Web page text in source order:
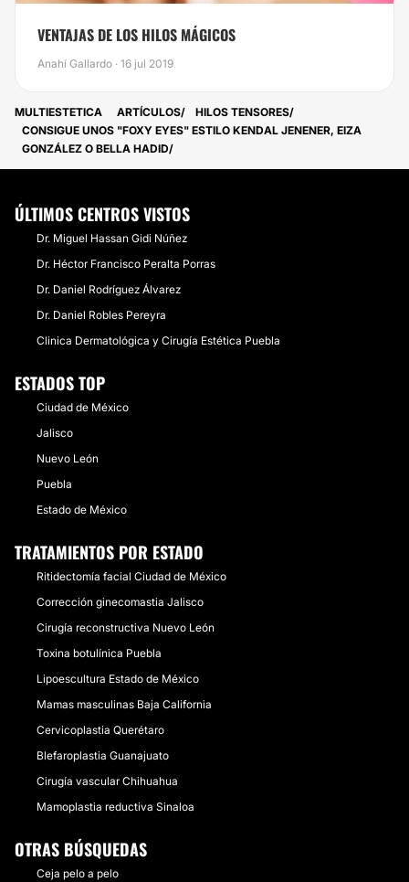
​VENTAJAS DE LOS HILOS MÁGICOS
Anahí Gallardo · 16 jul 2019
MULTIESTETICA ARTÍCULOS
HILOS TENSORES
CONSIGUE UNOS "FOXY EYES" ESTILO KENDAL JENENER, EIZA
GONZÁLEZ O BELLA HADID
ÚLTIMOS CENTROS VISTOS
Dr. Miguel Hassan Gidi Núñez
Dr. Héctor Francisco Peralta Porras
Dr. Daniel Rodríguez Álvarez
Dr. Daniel Robles Pereyra
Clinica Dermatológica y Cirugía Estética Puebla
ESTADOS TOP
Ciudad de México
Jalisco
Nuevo León
Puebla
Estado de México
TRATAMIENTOS POR ESTADO
Ritidectomía facial Ciudad de México
Corrección ginecomastia Jalisco
Cirugía reconstructiva Nuevo León
Toxina botulínica Puebla
Lipoescultura Estado de México
Mamas masculinas Baja California
Cervicoplastia Querétaro
Blefaroplastia Guanajuato
Cirugía vascular Chihuahua
Mamoplastia reductiva Sinaloa
OTRAS BÚSQUEDAS
Ceja pelo a pelo